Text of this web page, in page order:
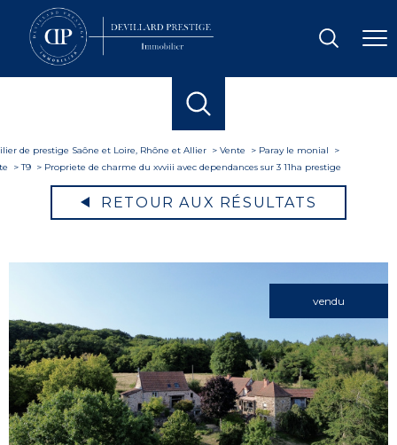
de prestige Saône et Loire, Rhône et Allier Vente
Paray le monial
T9 Propriete de charme du xvviii avec dependances sur 3 11ha prestige
RETOUR AUX RÉSULTATS
vendu